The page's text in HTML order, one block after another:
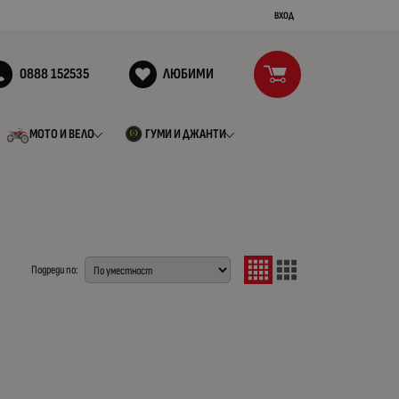
ВХОД
0888 152535 ЛЮБИМИ
МОТО И ВЕЛО ГУМИ И ДЖАНТИ
Подреди по: